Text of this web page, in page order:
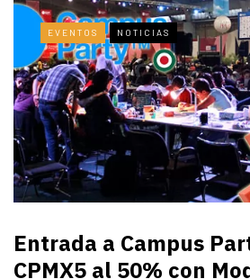
EVENTOS NOTICIAS
Entrada a Campus
CPMX5 al 50% con